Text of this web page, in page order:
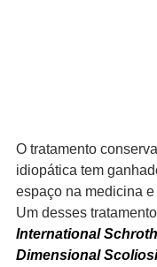
O tratamento
idiopática tem
espaço na medicina
Um desses
International
Dimensional